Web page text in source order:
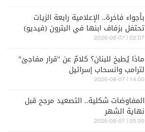
بأجواء فاخرة.. الإعلامية رابعة الزيات
تحتفل بزفاف ابنها في البترون (فيديو)
02:07 | 2026-08-07
ماذا يُطبخ للبنان؟ كلامٌ عن "قرار مفاجئ"
لترامب وانسحاب إسرائيل
14:00 | 2026-08-07
المفاوضات شكلية.. التصعيد مرجح قبل
نهاية الشهر
05:00 | 2026-08-07